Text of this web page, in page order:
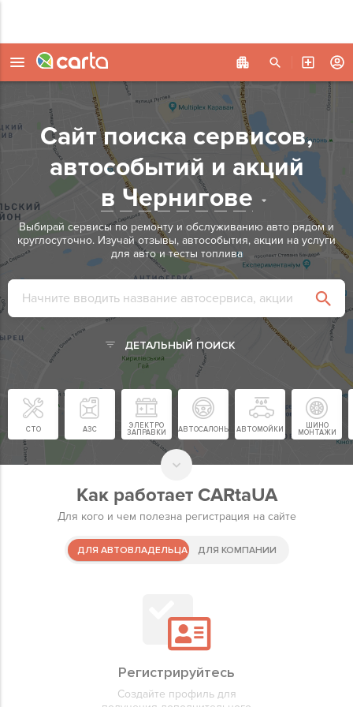
Сайт поиска сервисов,
автособытий и акций
в Чернигове
Выбирай сервисы по ремонту и обслуживанию авто рядом и
круглосуточно. Изучай отзывы, автособытия, акции на услуги
для авто и тесты топлива
ДЕТАЛЬНЫЙ ПОИСК
СТО АЗС
ЭЛЕКТРО
ЗАПРАВКИ
АВТОСАЛОНЫ АВТОМОЙКИ
ШИНО
МОНТАЖИ
Как работает CARtaUA
Для кого и чем полезна регистрация на сайте
ДЛЯ АВТОВЛАДЕЛЬЦА ДЛЯ КОМПАНИИ
Регистрируйтесь
Создайте профиль для
Регистрируйте компанию
Регистрируйте компанию для